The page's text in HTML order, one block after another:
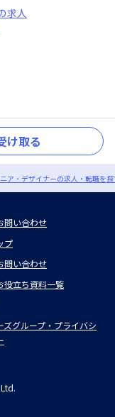
求人
け取る
ア・デザイナーの求人・転職を
問い合わせ
プ
問い合わせ
役立ち資料一覧
ズグループ・プライバシ